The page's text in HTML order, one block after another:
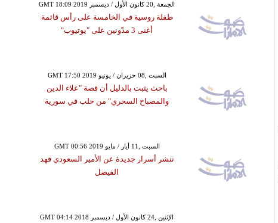
GMT 18:09 2019 الجمعة ,20 كانون الأول / ديسمبر
طفلة روسية في الخامسة على رأس قائمة
أغنى 3 مدّونين على "يوتيوب"
GMT 17:50 2019 السبت ,08 حزيران / يونيو
باحث يثبت بالدليل أن قصة "علاء الدين
والمصباح السحري" من حلب في سورية
GMT 00:56 2019 السبت ,11 أيار / مايو
ننشر أسرار جديدة عن الأمير السعودي فهد
الفيصل
GMT 04:14 2018 الإثنين ,24 كانون الأول / ديسمبر